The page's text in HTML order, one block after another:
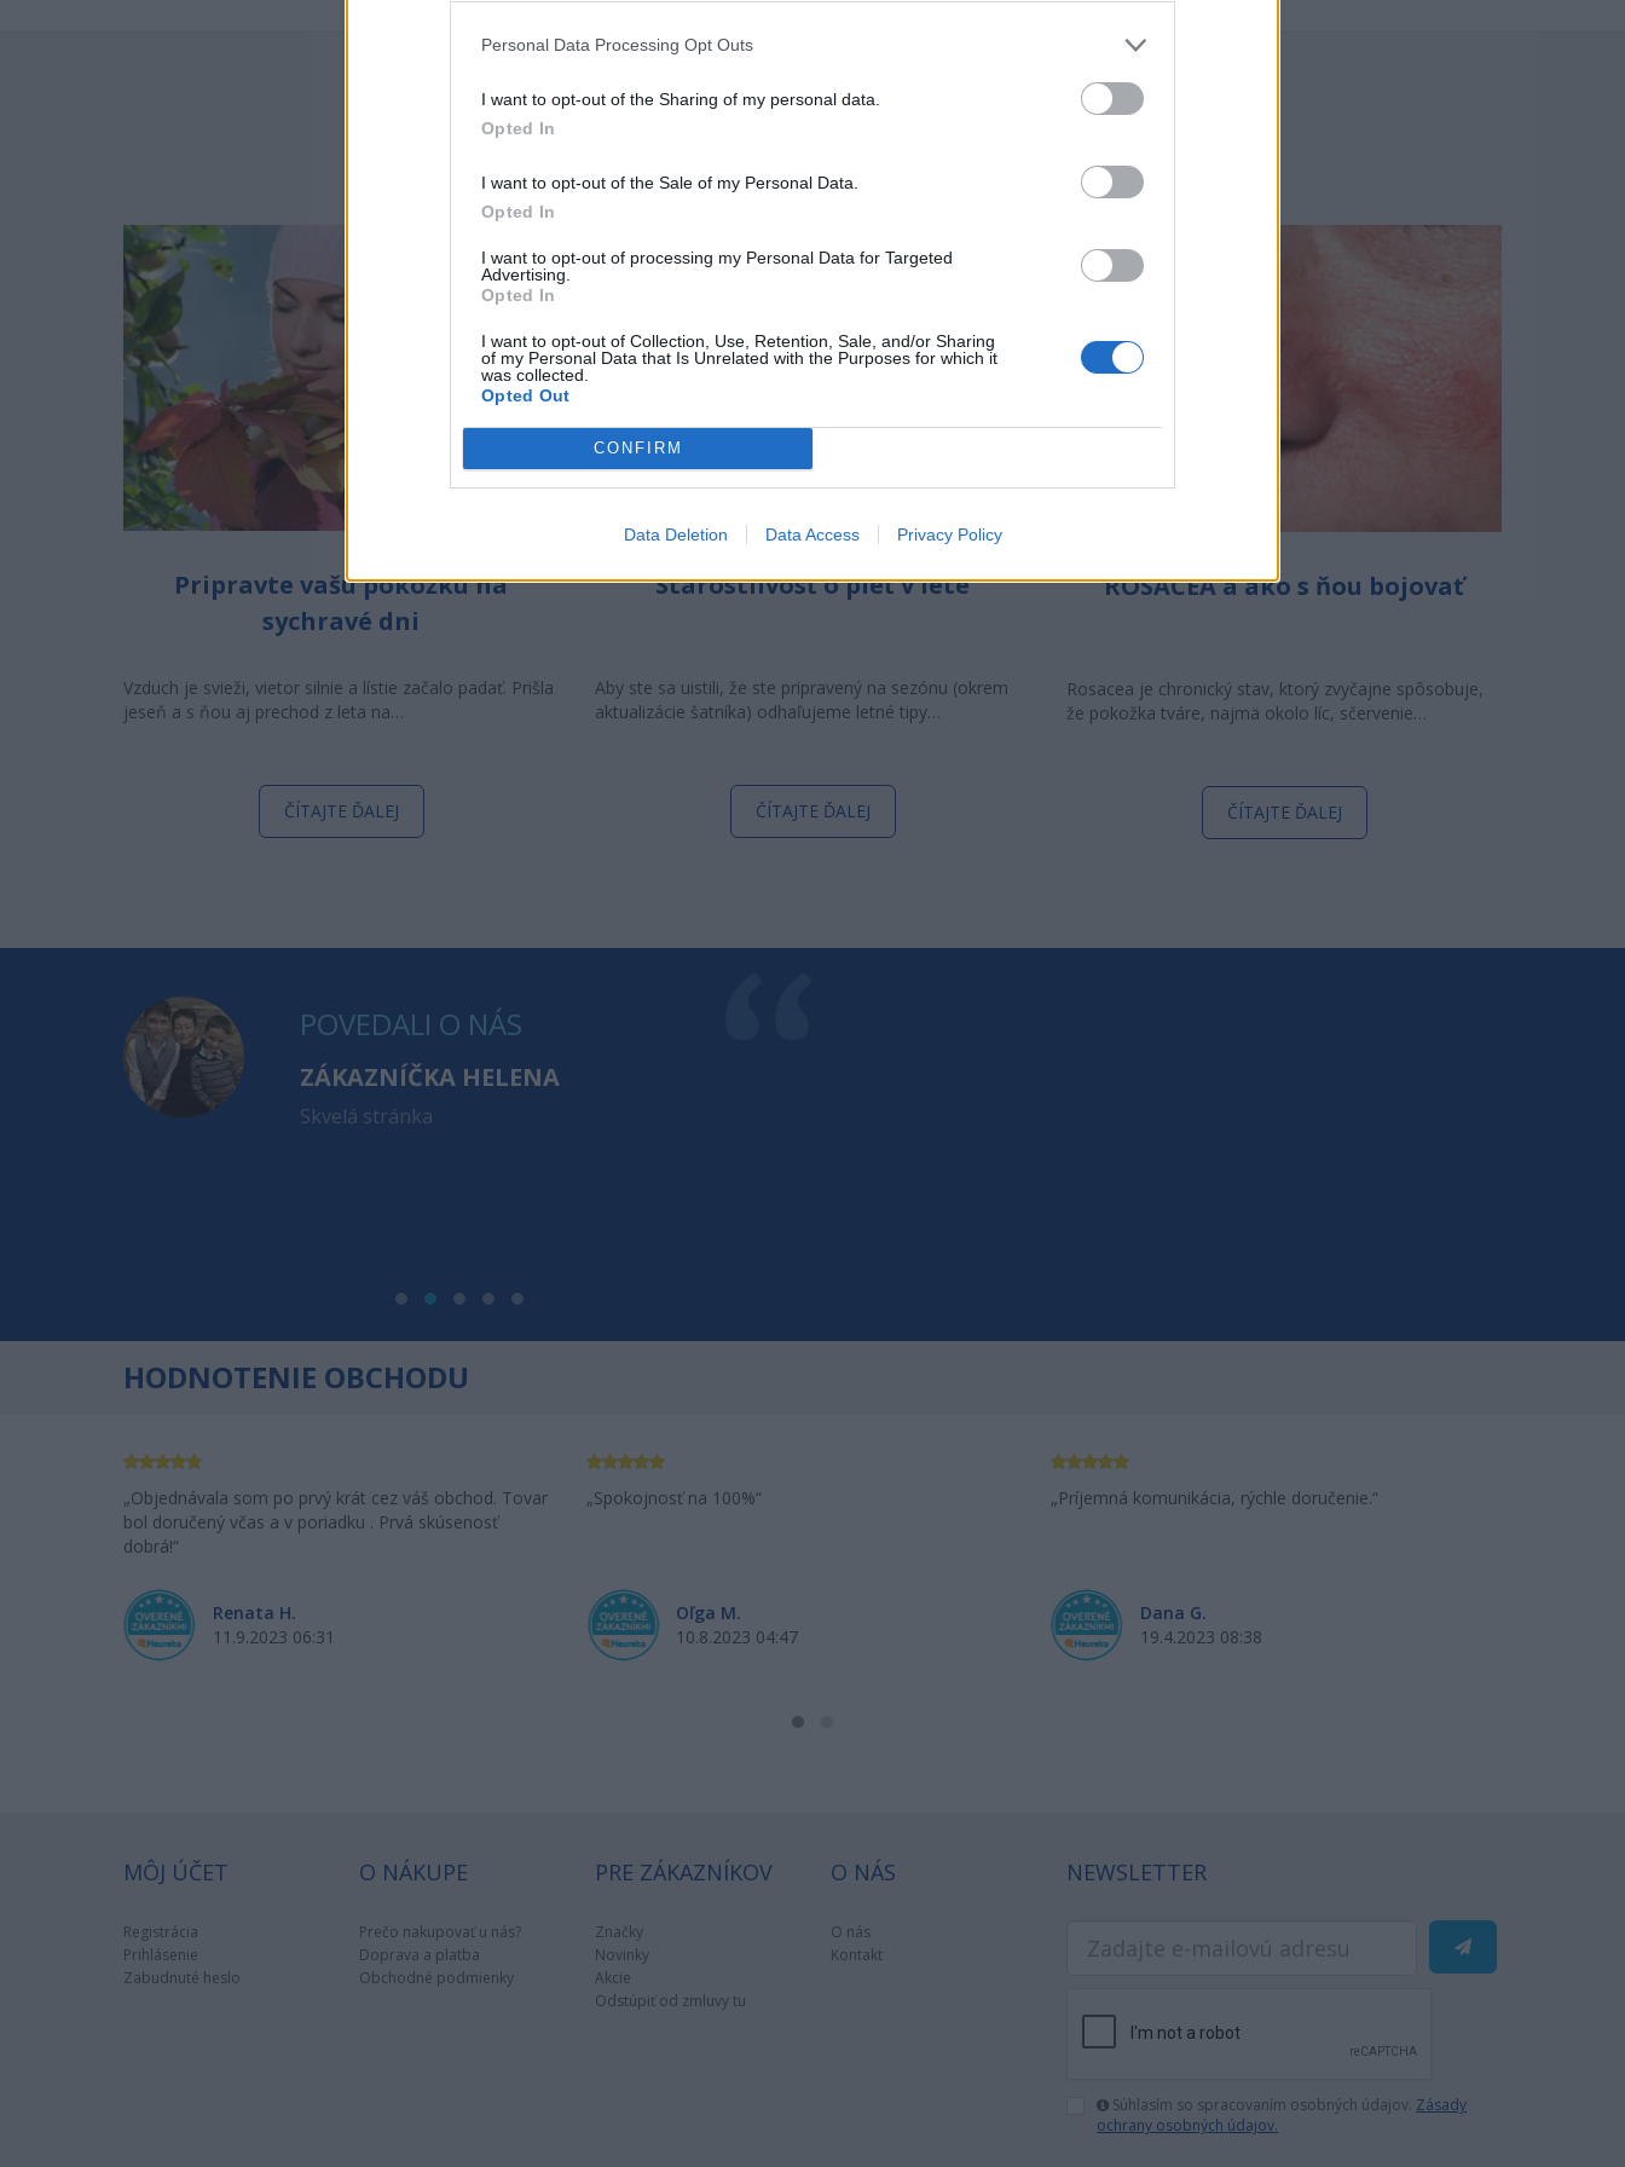
Personal Data Processing Opt Outs
I want to opt-out of the Sharing of my personal data.
Opted In
I want to opt-out of the Sale of my Personal Data.
Opted In
I want to opt-out of processing my Personal Data for Targeted
Advertising.
Opted In
I want to opt-out of Collection, Use, Retention, Sale, and/or Sharing
of my Personal Data that Is Unrelated with the Purposes for which it
was collected.
Opted Out
CONFIRM
Data Deletion Data Access Privacy Policy
NAJNOVŠIE ČLÁNKY V NAŠOM BLOGU
Pripravte vašu pokožku na
sychravé dni
Vzduch je svieži, vietor silnie a lístie začalo padať. Prišla
jeseň a s ňou aj prechod z leta na…
ČÍTAJTE ĎALEJ
Starostlivosť o pleť v lete
Aby ste sa uistili, že ste pripravený na sezónu (okrem
aktualizácie šatníka) odhaľujeme letné tipy…
ČÍTAJTE ĎALEJ
ROSACEA a ako s ňou bojovať
Rosacea je chronický stav, ktorý zvyčajne spôsobuje,
že pokožka tváre, najmä okolo líc, sčervenie…
ČÍTAJTE ĎALEJ
POVEDALI O NÁS
ZÁKAZNÍČKA HELENA
Skvelá stránka
HODNOTENIE OBCHODU
Objednávala som po prvý krát cez váš obchod. Tovar
bol doručený včas a v poriadku . Prvá skúsenosť
dobrá!
Renata H.
11.9.2023 06:31
Spokojnosť na 100%
Oľga M.
10.8.2023 04:47
Príjemná komunikácia, rýchle doručenie.
Dana G.
19.4.2023 08:38
MÔJ ÚČET
Registrácia
Prihlásenie
Zabudnuté heslo
O NÁKUPE
Prečo nakupovať u nás?
Doprava a platba
Obchodné podmienky
PRE ZÁKAZNÍKOV
Značky
Novinky
Akcie
Odstúpiť od zmluvy tu
O NÁS
O nás
Kontakt
NEWSLETTER
Súhlasím so spracovaním osobných údajov. Zásady
ochrany osobných údajov.